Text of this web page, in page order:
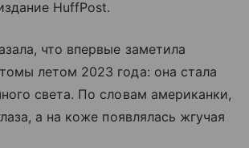
HuffPost.
что впервые заметила
летом 2023 года: она стала
света. По словам американки,
а на коже появлялась жгучая